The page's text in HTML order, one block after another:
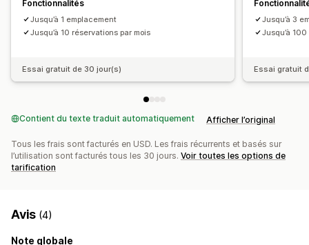
Fonctionnalités
Jusqu’à 1 emplacement
Jusqu’à 10 réservations par mois
Essai gratuit de 30 jour(s)
Jusqu’à 3
Jusqu’à
Essai gratuit
Contient du texte traduit automatiquement Afficher l’original
Tous les frais sont facturés en USD. Les frais récurrents et basés sur
l’utilisation sont facturés tous les 30 jours. Voir toutes les options de
tarification
Avis (4)
Note globale